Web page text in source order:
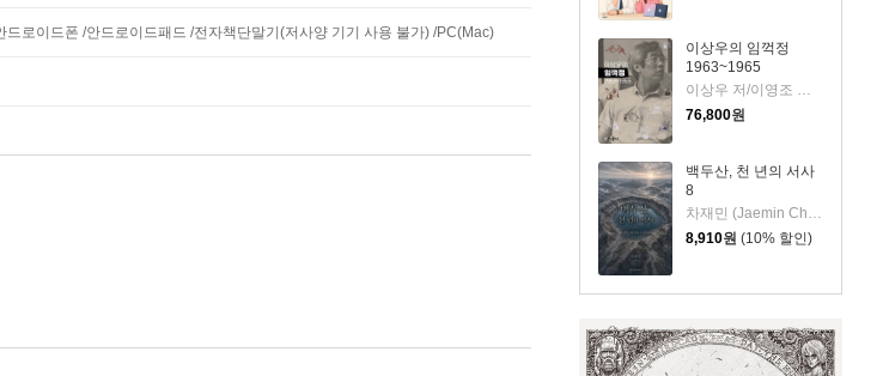
이상우의 임꺽정
1963~1965
이상우 저/이영조 그림
76,800원
백두산, 천 년의 서사
8
차재민 (Jaemin Cha) 저
8,910원 (10% 할인)
로이드폰 /안드로이드패드 /전자책단말기(저사양 기기 사용 불가) /PC(Mac)